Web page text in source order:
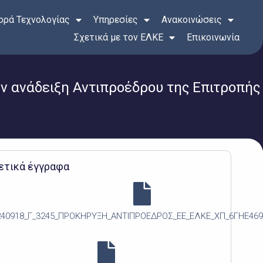
Τεχνολογίας Υπηρεσίες
Ανακοινώσεις
Σχετικά με τον ΕΛΚΕ
Επικοινωνία
Αντιπροέδρου της Επιτροπής
έγγραφα